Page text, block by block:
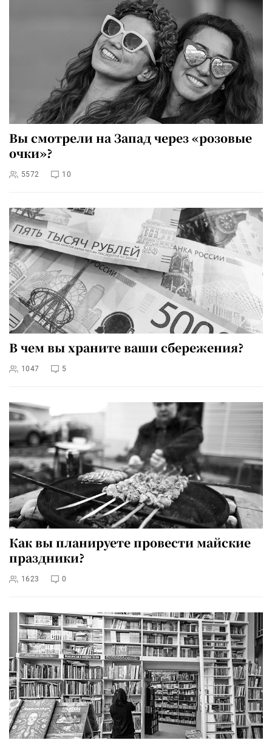
Вы смотрели на Запад через «розовые
очки»?
5572 10
В чем вы храните ваши сбережения?
1047 5
Как вы планируете провести майские
праздники?
1623 0